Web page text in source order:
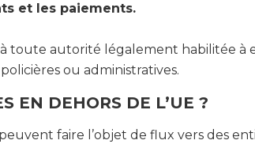
et les paiements.
toute autorité légalement habilitée à
ou administratives.
EN DEHORS DE L’UE ?
faire l’objet de flux vers des